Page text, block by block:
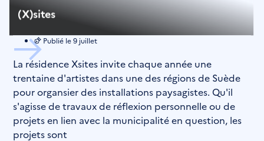
(X)sites
Publié le9 juillet
La résidence Xsites invite chaque année une
trentaine d'artistes dans une des régions de Suède
pour organsier des installations paysagistes. Qu'il
s'agisse de travaux de réflexion personnelle ou de
projets en lien avec la municipalité en question, les
projets sont